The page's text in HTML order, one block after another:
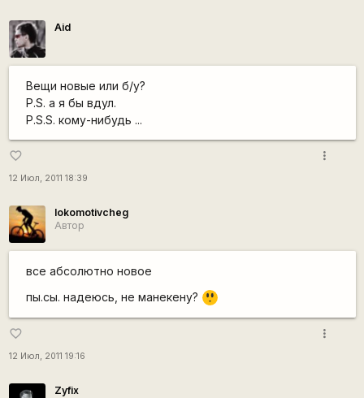
Aid
Вещи новые или б/у?
P.S. а я бы вдул.
P.S.S. кому-нибудь ...
favorite_border
12 Июл, 2011 18:39
more_vert
lokomotivcheg
Автор
все абсолютно новое
пы.сы. надеюсь, не манекену?
=8
O
favorite_border
12 Июл, 2011 19:16
more_vert
Zyfix